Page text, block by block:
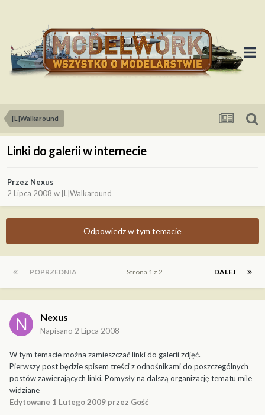
[L]Walkaround
Linki do galerii w internecie
Przez Nexus
2 Lipca 2008 w [L]Walkaround
Odpowiedz w tym temacie
POPRZEDNIA DALEJ
Strona 1 z 2
Nexus
Napisano 2 Lipca 2008
W tym temacie można zamieszczać linki do galerii zdjęć.
Pierwszy post będzie spisem treści z odnośnikami do poszczególnych
postów zawierających linki. Pomysły na dalszą organizację tematu mile
widziane
Edytowane 1 Lutego 2009 przez Gość